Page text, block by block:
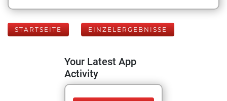
STARTSEITE EINZELERGEBNISSE
Your Latest App
Activity